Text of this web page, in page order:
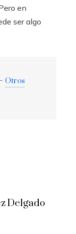
en
ser algo
Otros
Delgado